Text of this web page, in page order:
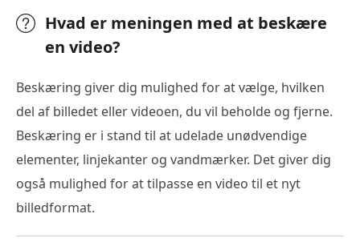
Hvad er meningen med at beskære
en video?
Beskæring giver dig mulighed for at vælge, hvilken
del af billedet eller videoen, du vil beholde og fjerne.
Beskæring er i stand til at udelade unødvendige
elementer, linjekanter og vandmærker. Det giver dig
også mulighed for at tilpasse en video til et nyt
billedformat.